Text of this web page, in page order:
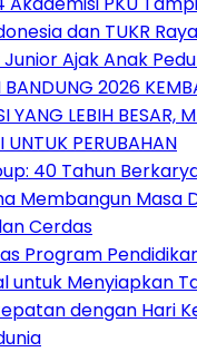
dan TUKR
Ajak Anak
2026
YANG LEBIH BESAR,
UNTUK PERUBAHAN
40 Tahun
Membangun Masa
Cerdas
Program
untuk Menyiapkan
dengan Hari